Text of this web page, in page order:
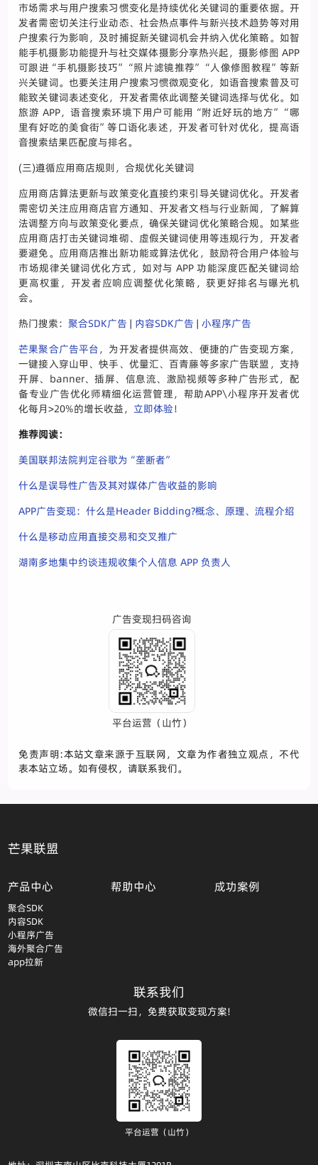
市场需求与用户搜索习惯变化是持续优化关键词的重要依据。开
发者需密切关注行业动态、社会热点事件与新兴技术趋势等对用
户搜索行为影响，及时捕捉新关键词机会并纳入优化策略。如智
能手机摄影功能提升与社交媒体摄影分享热兴起，摄影修图 APP
可跟进“手机摄影技巧”“照片滤镜推荐”“人像修图教程”等新
兴关键词。也要关注用户搜索习惯微观变化，如语音搜索普及可
能致关键词表述变化，开发者需依此调整关键词选择与优化。如
旅游 APP，语音搜索环境下用户可能用“附近好玩的地方”“哪
里有好吃的美食街”等口语化表述，开发者可针对优化，提高语
音搜索结果匹配度与排名。
(三)遵循应用商店规则，合规优化关键词
应用商店算法更新与政策变化直接约束引导关键词优化。开发者
需密切关注应用商店官方通知、开发者文档与行业新闻，了解算
法调整方向与政策变化要点，确保关键词优化策略合规。如某些
应用商店打击关键词堆砌、虚假关键词使用等违规行为，开发者
要避免。应用商店推出新功能或算法优化，鼓励符合用户体验与
市场规律关键词优化方式，如对与 APP 功能深度匹配关键词给
更高权重，开发者应响应调整优化策略，获更好排名与曝光机
会。
热门搜索：聚合SDK广告 | 内容SDK广告 |小程序广告
芒果聚合广告平台，为开发者提供高效、便捷的广告变现方案，
一键接入穿山甲、快手、优量汇、百青藤等多家广告联盟，支持
开屏、banner、插屏、信息流、激励视频等多种广告形式，配
备专业广告优化师精细化运营管理，帮助APP\小程序开发者优
化每月>20%的增长收益， 立即体验！
推荐阅读：
美国联邦法院判定谷歌为“垄断者”
什么是误导性广告及其对媒体广告收益的影响
APP广告变现：什么是Header Bidding?概念、原理、流程介绍
什么是移动应用直接交易和交叉推广
湖南多地集中约谈违规收集个人信息 APP 负责人
广告变现扫码咨询
平台运营（山竹）
免责声明:本站文章来源于互联网，文章为作者独立观点，不代
表本站立场。如有侵权，请联系我们。
芒果联盟
产品中心
聚合SDK
内容SDK
小程序广告
海外聚合广告
app拉新
帮助中心 成功案例
联系我们
微信扫一扫，免费获取变现方案!
平台运营（山竹）